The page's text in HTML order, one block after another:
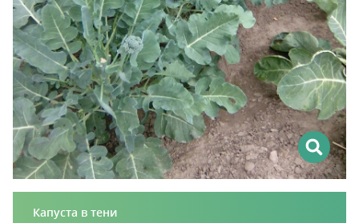
Капуста в тени